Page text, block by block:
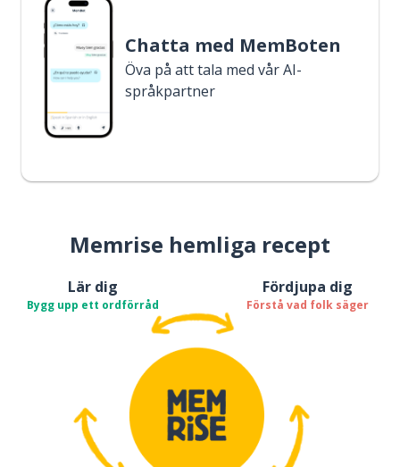
Chatta med MemBoten
Öva på att tala med vår AI-
språkpartner
Memrise hemliga recept
Lär dig
Bygg upp ett ordförråd
Fördjupa dig
Förstå vad folk säger